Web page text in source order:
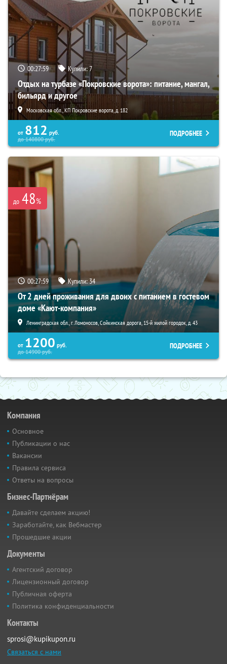
00:27:58 Купили:7
Отдых на турбазе «Покровские ворота»: питание, мангал,
бильярд и другое
Московская обл., КП Покровские ворота, д. 182
от 812 руб.
до140800руб.
ПОДРОБНЕЕ
до 48%
00:27:58 Купили:34
От 2 дней проживания для двоих с питанием в гостевом
доме «Кают-компания»
Ленинградская обл., г. Ломоносов, Сойкинская дорога, 15-й жилой городок, д. 43
от 1200 руб.
до14900руб.
ПОДРОБНЕЕ
Компания
Основное
Публикации о нас
Вакансии
Правила сервиса
Ответы на вопросы
Бизнес-Партнёрам
Давайте сделаем акцию!
Заработайте, как Вебмастер
Прошедшие акции
Документы
Агентский договор
Лицензионный договор
Публичная оферта
Политика конфиденциальности
Контакты
sprosi@kupikupon.ru
Связаться с нами